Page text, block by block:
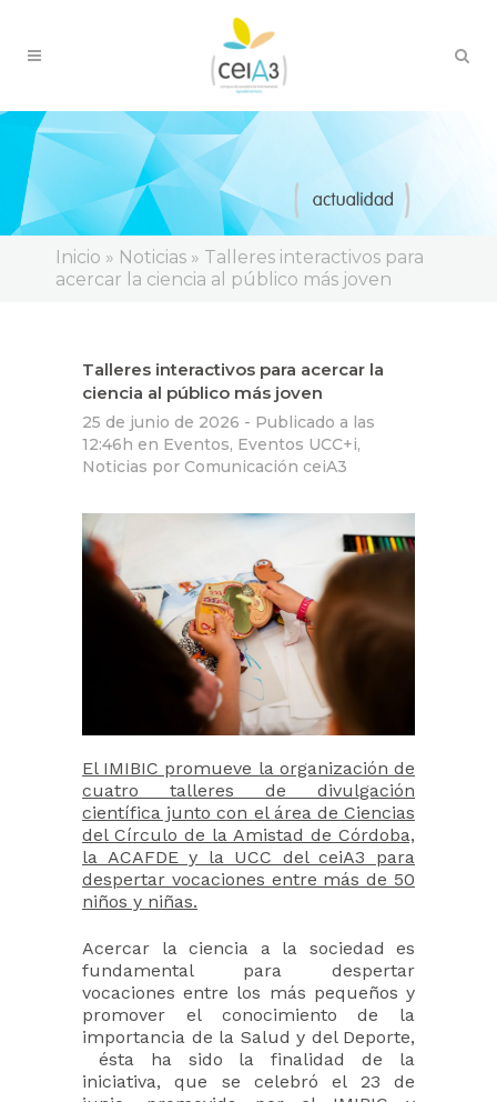
Inicio » Noticias » Talleres interactivos para
acercar la ciencia al público más joven
Talleres interactivos para acercar la
ciencia al público más joven
25 de junio de 2026 - Publicado a las
12:46h en Eventos, Eventos UCC+i,
Noticias por Comunicación ceiA3
El IMIBIC promueve la organización de
cuatro talleres de divulgación
científica junto con el área de Ciencias
del Círculo de la Amistad de Córdoba,
la ACAFDE y la UCC del ceiA3 para
despertar vocaciones entre más de 50
niños y niñas.
Acercar la ciencia a la sociedad es
fundamental para despertar
vocaciones entre los más pequeños y
promover el conocimiento de la
importancia de la Salud y del Deporte,
ésta ha sido la finalidad de la
iniciativa, que se celebró el 23 de